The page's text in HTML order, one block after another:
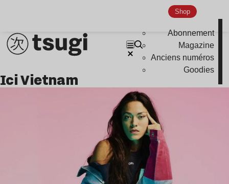
Shop
Abonnement
Magazine
Anciens numéros
Goodies
Indie
Ici Vietnam